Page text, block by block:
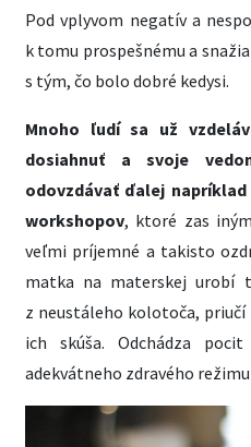
Pod vplyvom negatív a
k tomu prospešnému a
s tým, čo bolo dobré kedysi.
Mnoho ľudí sa už
dosiahnuť a svoje
odovzdávať ďalej
workshopov, ktoré zas
veľmi príjemné a takisto
matka na materskej urobí
z neustáleho kolotoča, priučí
ich skúša. Odchádza
adekvátneho zdravého